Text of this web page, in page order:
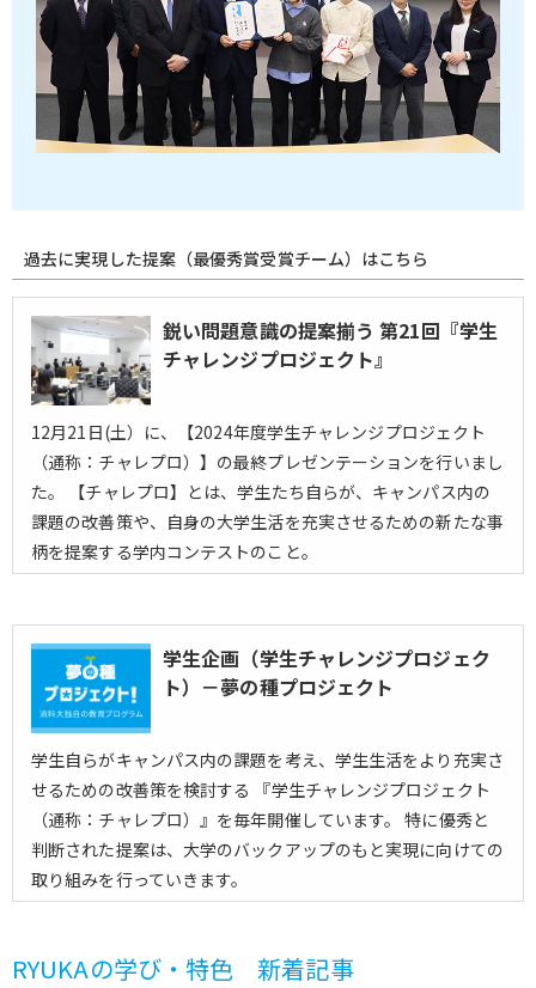
過去に実現した提案（最優秀賞受賞チーム）はこちら
鋭い問題意識の提案揃う 第21回『学生
チャレンジプロジェクト』
12月21日(土）に、【2024年度学生チャレンジプロジェクト
（通称：チャレプロ）】の最終プレゼンテーションを行いまし
た。 【チャレプロ】とは、学生たち自らが、キャンパス内の
課題の改善策や、自身の大学生活を充実させるための新たな事
柄を提案する学内コンテストのこと。
学生企画（学生チャレンジプロジェク
ト）－夢の種プロジェクト
学生自らがキャンパス内の課題を考え、学生生活をより充実さ
せるための改善策を検討する 『学生チャレンジプロジェクト
（通称：チャレプロ）』を毎年開催しています。 特に優秀と
判断された提案は、大学のバックアップのもと実現に向けての
取り組みを行っていきます。
RYUKAの学び・特色 新着記事